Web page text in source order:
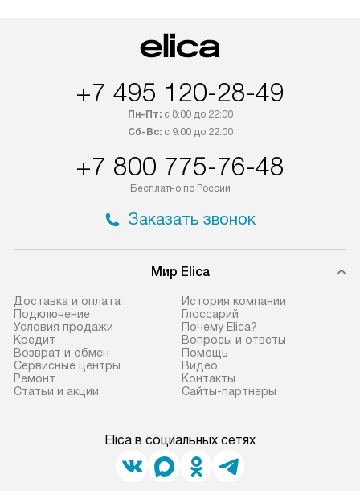
+7 495 120-28-49
Пн-Пт:с 8:00 до 22:00
Сб-Вс:с 9:00 до 22:00
+7 800 775-76-48
Бесплатно по России
Заказать звонок
Мир Elica
Доставка и оплата
Подключение
Условия продажи
Кредит
Возврат и обмен
Сервисные центры
Ремонт
Статьи и акции
История компании
Глоссарий
Почему Elica?
Вопросы и ответы
Помощь
Видео
Контакты
Сайты-партнеры
Elica в социальных сетях